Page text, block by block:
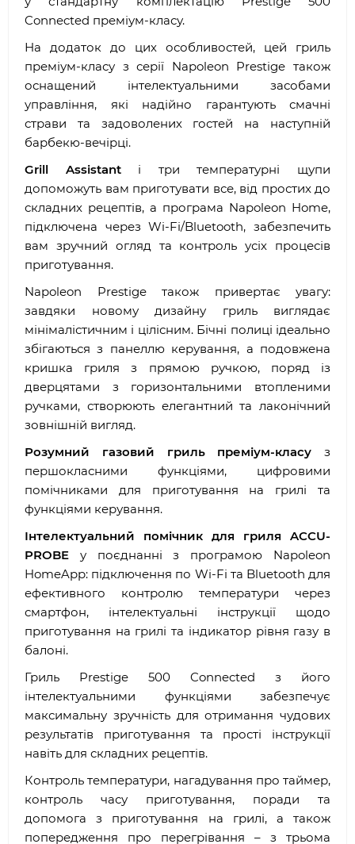
Connected преміум-класу.
На додаток до цих особливостей, цей гриль
преміум-класу з серії Napoleon Prestige також
оснащений інтелектуальними засобами
управління, які надійно гарантують смачні
страви та задоволених гостей на наступній
барбекю-вечірці.
Grill Assistantі три температурні щупи
допоможуть вам приготувати все, від простих до
складних рецептів, а програма Napoleon Home,
підключена через Wi-Fi/Bluetooth, забезпечить
вам зручний огляд та контроль усіх процесів
приготування.
Napoleon Prestige також привертає увагу:
завдяки новому дизайну гриль виглядає
мінімалістичним і цілісним. Бічні полиці ідеально
збігаються з панеллю керування, а подовжена
кришка гриля з прямою ручкою, поряд із
дверцятами з горизонтальними втопленими
ручками, створюють елегантний та лаконічний
зовнішній вигляд.
Розумний газовий гриль преміум-класу з
першокласними функціями, цифровими
помічниками для приготування на грилі та
функціями керування.
Інтелектуальний помічник для гриля ACCU-
PROBE у поєднанні з програмою Napoleon
HomeApp: підключення по Wi-Fi та Bluetooth для
ефективного контролю температури через
смартфон, інтелектуальні інструкції щодо
приготування на грилі та індикатор рівня газу в
балоні.
Гриль Prestige 500 Connected з його
інтелектуальними функціями забезпечує
максимальну зручність для отримання чудових
результатів приготування та прості інструкції
навіть для складних рецептів.
Контроль температури, нагадування про таймер,
контроль часу приготування, поради та
допомога з приготування на грилі, а також
попередження про перегрівання – з трьома